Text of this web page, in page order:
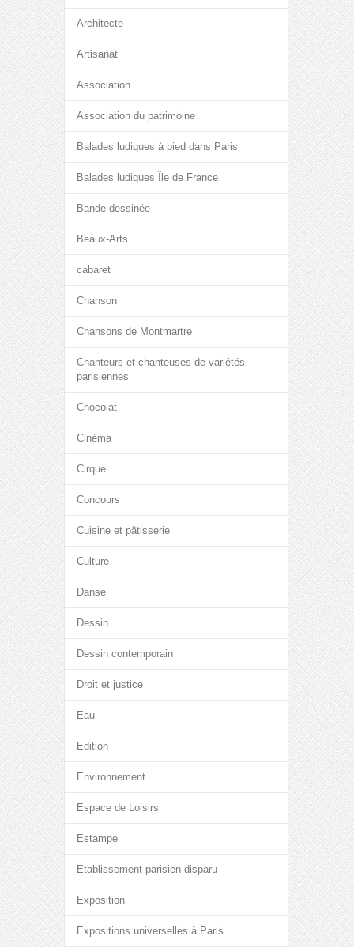
Architecte
Artisanat
Association
Association du patrimoine
Balades ludiques à pied dans Paris
Balades ludiques Île de France
Bande dessinée
Beaux-Arts
cabaret
Chanson
Chansons de Montmartre
Chanteurs et chanteuses de variétés
parisiennes
Chocolat
Cinéma
Cirque
Concours
Cuisine et pâtisserie
Culture
Danse
Dessin
Dessin contemporain
Droit et justice
Eau
Edition
Environnement
Espace de Loisirs
Estampe
Etablissement parisien disparu
Exposition
Expositions universelles à Paris